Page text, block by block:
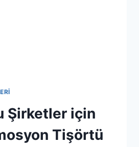
Şirketler için
Tişörtü